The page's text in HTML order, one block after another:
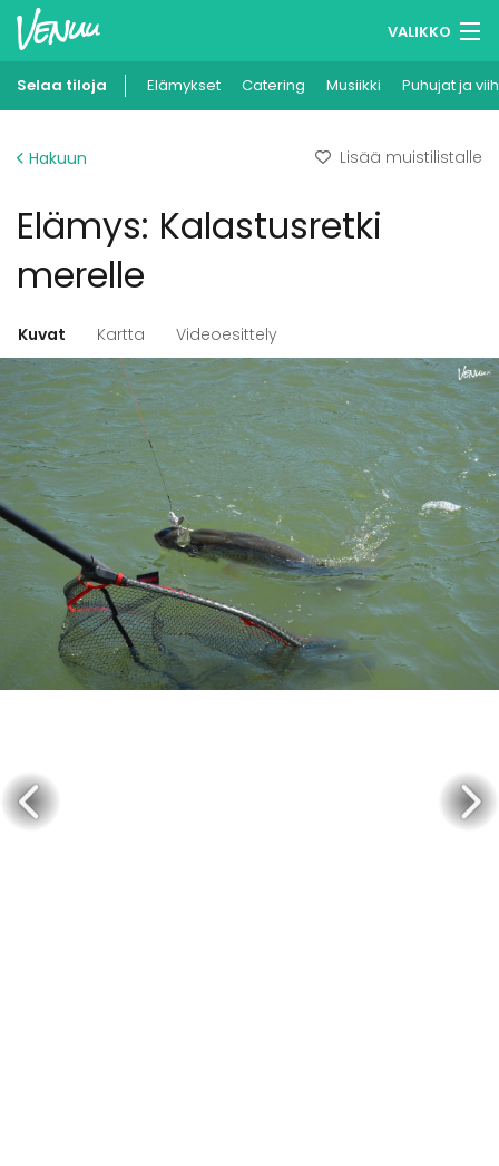
VALIKKO
Muistilistasi
Ilmoita kohteesi
Selaa tiloja Elämykset Catering Musiikki Puhujat ja
Hakuun Lisää muistilistalle
Elämys: Kalastusretki
merelle
Kuvat Kartta Videoesittely